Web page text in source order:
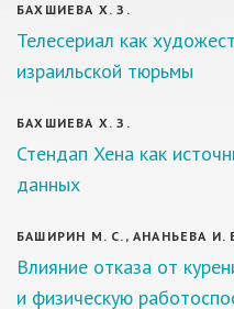
БАХШИЕВА Х. З.
Телесериал как
израильской тюрьмы
БАХШИЕВА Х. З.
Стендап Хена как
данных
БАШИРИН М. С., АНАНЬЕВА И.
Влияние отказа от
и физическую